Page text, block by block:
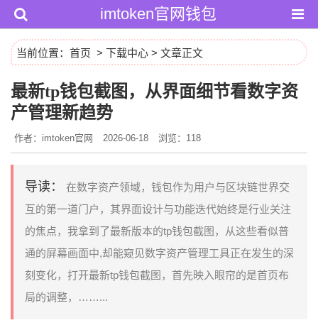
imtoken官网钱包
当前位置： 首页 > 下载中心 > 文章正文
最新tp钱包截图，从界面细节看数字资
产管理新趋势
作者：imtoken官网 2026-06-18 浏览：118
导读：
在数字资产领域，钱包作为用户与区块链世界交
互的第一道门户，其界面设计与功能迭代始终是行业关注
的焦点，我拿到了最新版本的tp钱包截图，从这些看似普
通的屏幕画面中,却能窥见数字资产管理工具正在发生的深
刻变化，打开最新tp钱包截图，首先映入眼帘的是首页布
局的调整，……...